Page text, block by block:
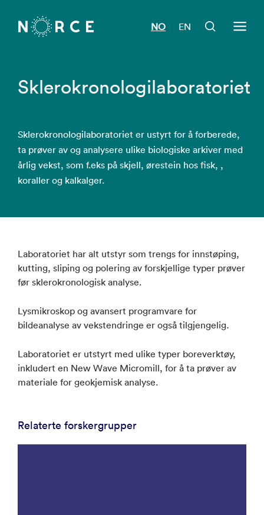
NO EN
Sklerokronologilaboratoriet
Sklerokronologilaboratoriet er ustyrt for å forberede,
ta prøver av og analysere ulike biologiske arkiver med
årlig vekst, som f.eks på skjell, ørestein hos fisk, ,
koraller og kalkalger.
Laboratoriet har alt utstyr som trengs for innstøping,
kutting, sliping og polering av forskjellige typer prøver
før sklerokronologisk analyse.
Lysmikroskop og avansert programvare for
bildeanalyse av vekstendringe er også tilgjengelig.
Laboratoriet er utstyrt med ulike typer boreverktøy,
inkludert en New Wave Micromill, for å ta prøver av
materiale for geokjemisk analyse.
Relaterte forskergrupper